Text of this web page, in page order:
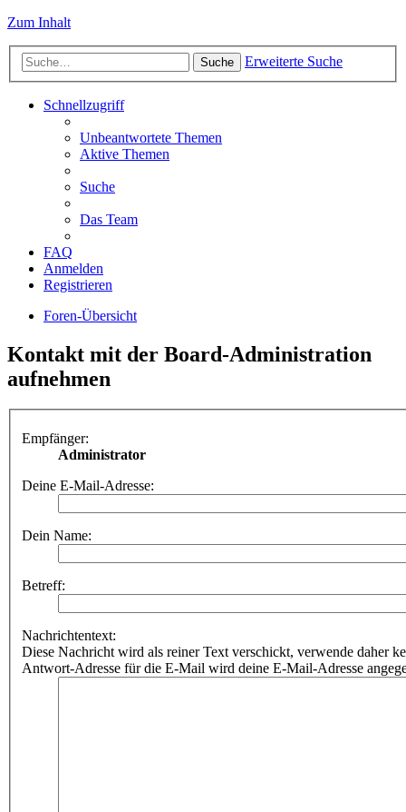
Zum Inhalt
Suche Erweiterte Suche
Schnellzugriff
Unbeantwortete Themen
Aktive Themen
Suche
Das Team
FAQ
Anmelden
Registrieren
Foren-Übersicht
Kontakt mit der Board-Administration
aufnehmen
Empfänger:
Administrator
Deine E-Mail-Adresse:
Dein Name:
Betreff:
Nachrichtentext:
Diese Nachricht wird als reiner Text verschickt, verwende daher
Antwort-Adresse für die E-Mail wird deine E-Mail-Adresse